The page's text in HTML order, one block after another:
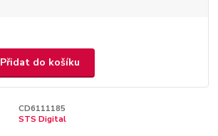
Přidat do košíku
CD6111185
STS Digital